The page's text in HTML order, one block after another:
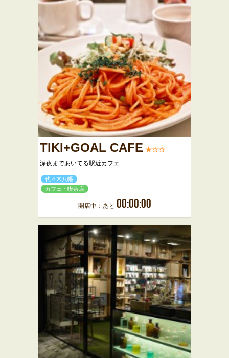
TIKI+GOAL CAFE ★☆☆
深夜まであいてる駅近カフェ
代々木八幡
カフェ・喫茶店
開店中：あと 00:00:00